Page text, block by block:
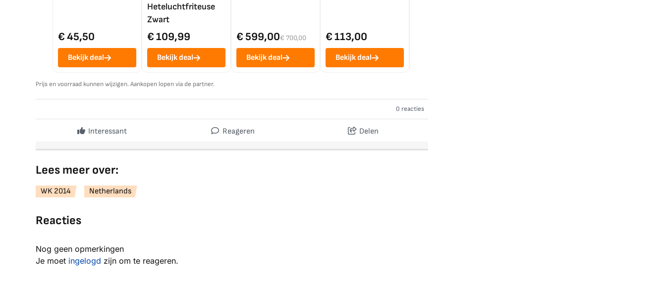
€ 45,50
Bekijk deal
Heteluchtfriteuse
Zwart
€ 109,99
Bekijk deal
€ 599,00€ 700,00
Bekijk deal
€ 113,00
Bekijk deal
Prijs en voorraad kunnen wijzigen. Aankopen lopen via de partner.
0 reacties
Interessant Reageren Delen
Lees meer over:
WK 2014 Netherlands
Reacties
Nog geen opmerkingen
Je moet ingelogd zijn om te reageren.